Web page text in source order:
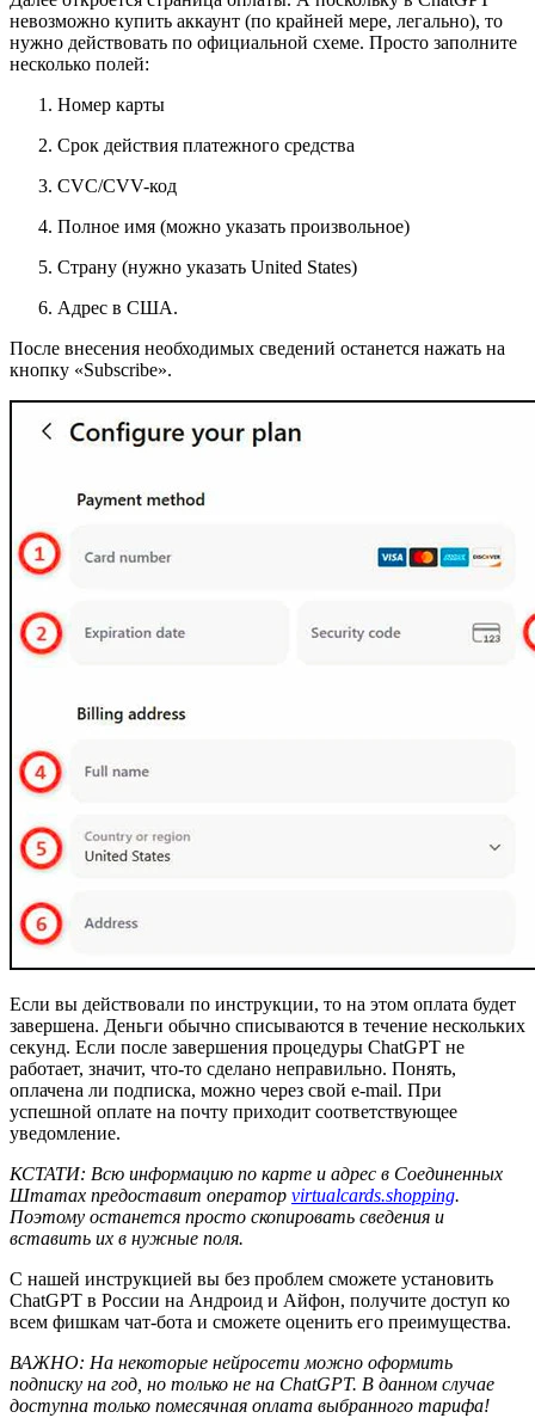
невозможно купить аккаунт (по крайней мере, легально), то
нужно действовать по официальной схеме. Просто заполните
несколько полей:
Номер карты
Срок действия платежного средства
CVC/CVV-код
Полное имя (можно указать произвольное)
Страну (нужно указать United States)
Адрес в США.
После внесения необходимых сведений останется нажать на
кнопку «Subscribe».
Если вы действовали по инструкции, то на этом оплата будет
завершена. Деньги обычно списываются в течение нескольких
секунд. Если после завершения процедуры ChatGPT не
работает, значит, что-то сделано неправильно. Понять,
оплачена ли подписка, можно через свой e-mail. При
успешной оплате на почту приходит соответствующее
уведомление.
КСТАТИ: Всю информацию по карте и адрес в Соединенных
Штатах предоставит оператор virtualcards.shopping.
Поэтому останется просто скопировать сведения и
вставить их в нужные поля.
С нашей инструкцией вы без проблем сможете установить
ChatGPT в России на Андроид и Айфон, получите доступ ко
всем фишкам чат-бота и сможете оценить его преимущества.
ВАЖНО: На некоторые нейросети можно оформить
подписку на год, но только не на ChatGPT. В данном случае
доступна только помесячная оплата выбранного тарифа!